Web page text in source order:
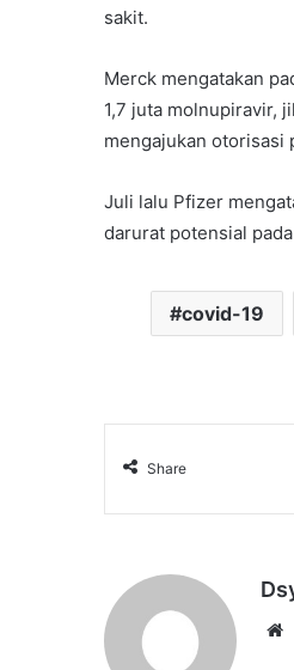
sakit.
Merck mengatakan
1,7 juta molnupiravir,
mengajukan otorisasi
Juli lalu Pfizer
darurat potensial
covid-19
Share